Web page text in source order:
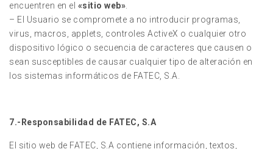
encuentren en el «sitio web»
– El Usuario se compromete a no introducir programas,
virus, macros, applets, controles ActiveX o cualquier otro
dispositivo lógico o secuencia de caracteres que causen o
sean susceptibles de causar cualquier tipo de alteración en
los sistemas informáticos de FATEC, S.A.
7.-Responsabilidad de FATEC, S.A
El sitio web de FATEC, S.A contiene información, textos,